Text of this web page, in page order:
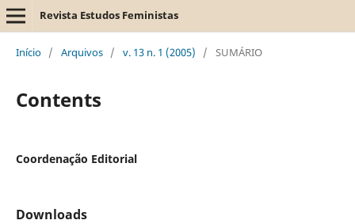
Revista Estudos Feministas
Início / Arquivos / v. 13 n. 1 (2005) / SUMÁRIO
Contents
Coordenação Editorial
Downloads